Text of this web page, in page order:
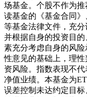
场基金。个股不作为
读基金的《基金合同》
等基金法律文件，充分
并根据自身的投资目
素充分考虑自身的风
性意见的基础上，理
资风险。指数表现不
净值业绩。本基金为
误差控制未达约定目